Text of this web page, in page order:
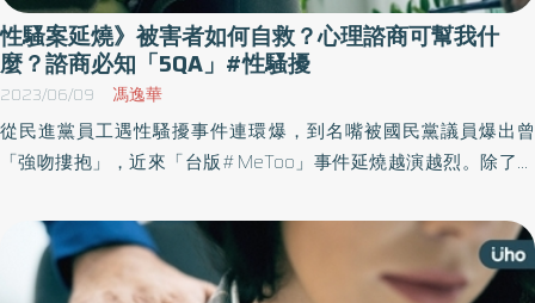
性騷案延燒》被害者如何自救？心理諮商可幫我什
麼？諮商必知「5QA」#性騷擾
2023/06/09 馮逸華
從民進黨員工遇性騷擾事件連環爆，到名嘴被國民黨議員爆出曾
「強吻摟抱」，近來「台版#MeToo」事件延燒越演越烈。除了檯
人默默承受著痛苦，甚至出現心理壓力症狀，此時除了尋求可信任
的親朋好友支持外，接受專業「心理諮商」或許也是一個良好的抒
發管道。